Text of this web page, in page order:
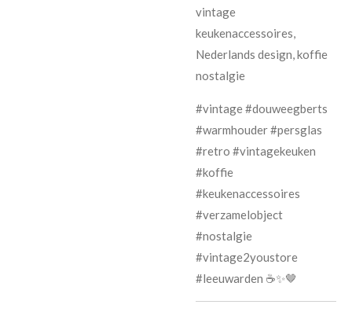
vintage
keukenaccessoires,
Nederlands design, koffie
nostalgie
#vintage #douweegberts
#warmhouder #persglas
#retro #vintagekeuken
#koffie
#keukenaccessoires
#verzamelobject
#nostalgie
#vintage2youstore
#leeuwarden ☕✨🤎